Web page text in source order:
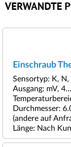
VERWANDTE
Einschraub
Sensortyp: K, N,
Ausgang: mV,
Durchmesser:
(andere auf
Länge: Nach